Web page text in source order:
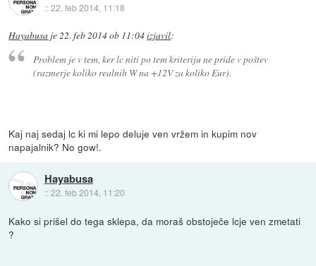
::22. feb 2014, 11:18
Hayabusa je22. feb 2014 ob 11:04izjavil:
Problem je v tem, ker lc niti po tem kriteriju ne pride v poštev
(razmerje koliko realnih W na +12V za koliko Eur).
Kaj naj sedaj lc ki mi lepo deluje ven vržem in kupim nov
napajalnik? No gow!.
Hayabusa
::22. feb 2014, 11:20
Kako si prišel do tega sklepa, da moraš obstoječe lcje ven zmetati
?